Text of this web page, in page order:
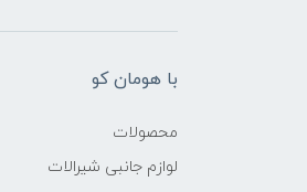
با هومان کو
محصولات
لوازم جانبی شیرالات